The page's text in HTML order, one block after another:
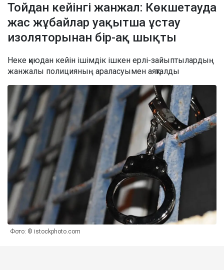
Тойдан кейінгі жанжал: Көкшетауда
жас жұбайлар уақытша ұстау
изоляторынан бір-ақ шықты
Неке қиюдан кейін ішімдік ішкен ерлі-зайыптылардың
жанжалы полицияның араласуымен аяқталды
Фото: © istockphoto.com